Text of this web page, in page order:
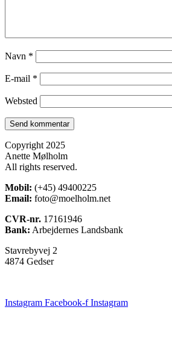
Navn *
E-mail *
Websted
Copyright 2025
Anette Mølholm
All rights reserved.
Mobil: (+45) 49400225
Email: foto@moelholm.net
CVR-nr. 17161946
Bank: Arbejdernes Landsbank
Stavrebyvej 2
4874 Gedser
Instagram Facebook-f Instagram